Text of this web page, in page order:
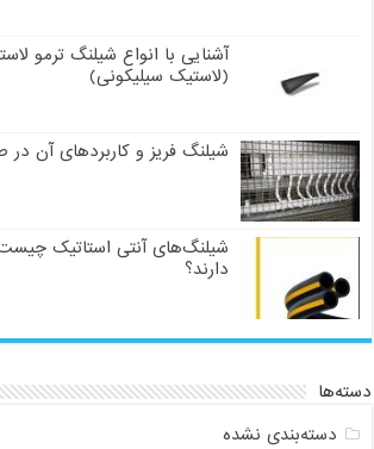
آشنایی با انواع شیلنگ ترمو
(لاستیک سیلیکونی)
شیلنگ فریز و کاربردهای آن در
شیلنگ‌های آنتی استاتیک
دارند؟
دسته‌ها
دسته‌بندی نشده